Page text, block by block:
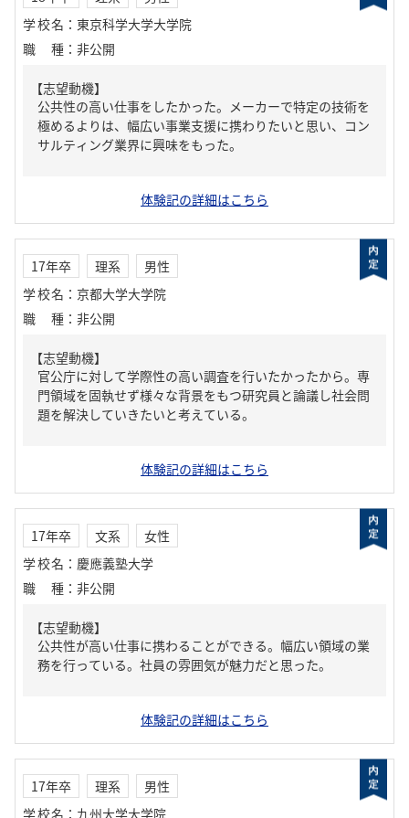
学校名 ： 東京科学大学大学院
職種 ： 非公開
【志望動機】
公共性の高い仕事をしたかった。メーカーで特定の技術を
極めるよりは、幅広い事業支援に携わりたいと思い、コン
サルティング業界に興味をもった。
体験記の詳細はこちら
17年卒 理系
男性
学校名 ： 京都大学大学院
職種 ： 非公開
【志望動機】
官公庁に対して学際性の高い調査を行いたかったから。専
門領域を固執せず様々な背景をもつ研究員と論議し社会問
題を解決していきたいと考えている。
体験記の詳細はこちら
17年卒 文系
女性
学校名 ： 慶應義塾大学
職種 ： 非公開
【志望動機】
公共性が高い仕事に携わることができる。幅広い領域の業
務を行っている。社員の雰囲気が魅力だと思った。
体験記の詳細はこちら
17年卒 理系
男性
学校名 ： 九州大学大学院